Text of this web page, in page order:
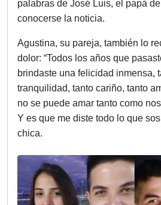
palabras de José Luis, el papá
conocerse la noticia.
Agustina, su pareja, también lo
dolor: “Todos los años que
brindaste una felicidad inmensa,
tranquilidad, tanto cariño, tanto
no se puede amar tanto como
Y es que me diste todo lo que
chica.